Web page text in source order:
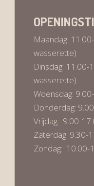
Maandag:
wasserette)
Dinsdag: 11.00-
wasserette)
Woensdag:
Donderdag:
Vrijdag: 9.00-
Zaterdag: 9.30-
Zondag: 10.00-